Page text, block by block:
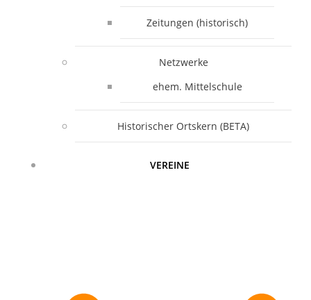
Zeitungen (historisch)
Netzwerke
ehem. Mittelschule
Historischer Ortskern (BETA)
VEREINE